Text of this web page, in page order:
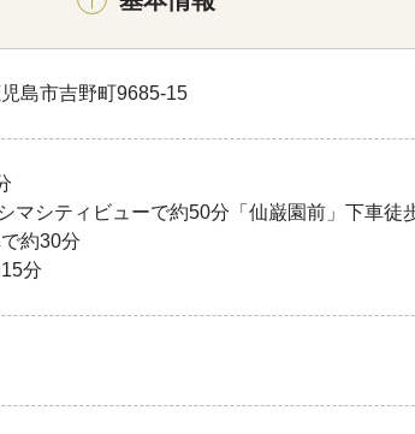
島市吉野町9685-15
マシティビューで約50分「仙巌園前」下車徒
約30分
分